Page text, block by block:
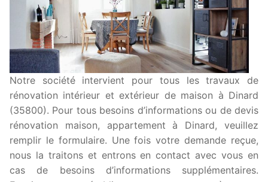
Notre société intervient pour tous les travaux de
rénovation intérieur et extérieur de maison à Dinard
(35800). Pour tous besoins d’informations ou de devis
rénovation maison, appartement à Dinard, veuillez
remplir le formulaire. Une fois votre demande reçue,
nous la traitons et entrons en contact avec vous en
cas de besoins d’informations supplémentaires.